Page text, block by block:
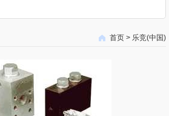
首页 > 乐竞(中国)